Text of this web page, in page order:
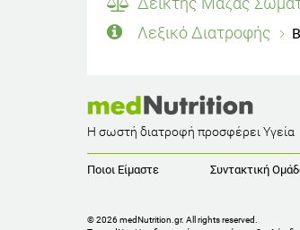
Λεξικό Διατροφής
Η σωστή διατροφή προσφέρει Υγεία
Ποιοι Είμαστε Συντακτική
© 2026 medNutrition.gr. All rights reserved.